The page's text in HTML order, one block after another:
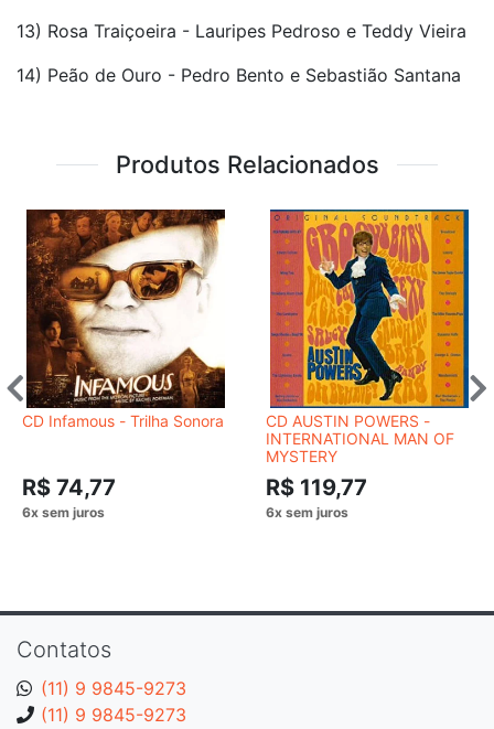
13) Rosa Traiçoeira - Lauripes Pedroso e Teddy Vieira
14) Peão de Ouro - Pedro Bento e Sebastião Santana
Produtos Relacionados
CD Infamous - Trilha Sonora
R$ 74,77
CD AUSTIN POWERS -
INTERNATIONAL MAN OF
MYSTERY
R$ 119,77
Contatos
(11) 9 9845-9273
(11) 9 9845-9273